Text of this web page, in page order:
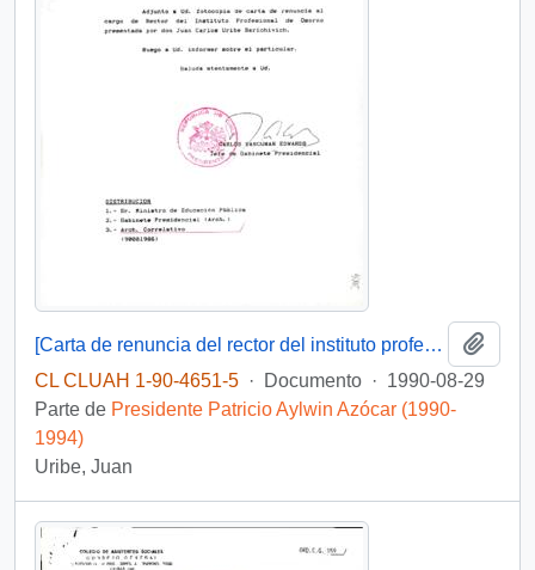
[Carta de renuncia del rector del instituto profesional de Osorno]
CL CLUAH 1-90-4651-5 · Documento · 1990-08-29
Parte de Presidente Patricio Aylwin Azócar (1990-
1994)
Uribe, Juan